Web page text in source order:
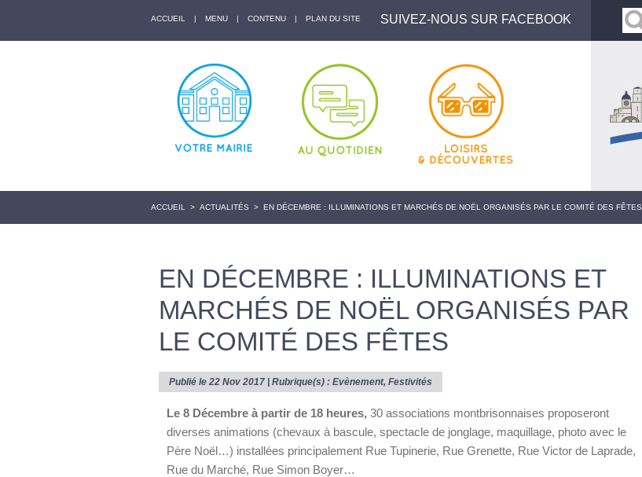
ACCUEIL | MENU | CONTENU | PLAN DU SITE SUIVEZ-NOUS SUR FACEBOOK
ACCUEIL > ACTUALITÉS > EN DÉCEMBRE : ILLUMINATIONS ET MARCHÉS DE NOËL ORGANISÉS PAR LE COMITÉ DES FÊTES
EN DÉCEMBRE : ILLUMINATIONS ET
MARCHÉS DE NOËL ORGANISÉS PAR
LE COMITÉ DES FÊTES
Publié le 22 Nov 2017 | Rubrique(s) : Evènement, Festivités
Le 8 Décembre à partir de 18 heures, 30 associations montbrisonnaises proposeront
diverses animations (chevaux à bascule, spectacle de jonglage, maquillage, photo avec le
Père Noël…) installées principalement Rue Tupinerie, Rue Grenette, Rue Victor de Laprade,
Rue du Marché, Rue Simon Boyer…